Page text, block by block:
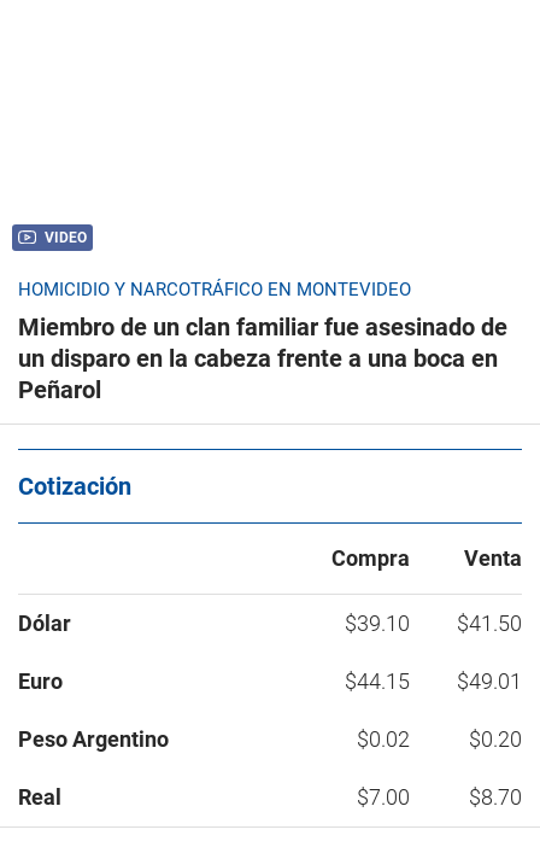
VIDEO
HOMICIDIO Y NARCOTRÁFICO EN MONTEVIDEO
Miembro de un clan familiar fue asesinado de
un disparo en la cabeza frente a una boca en
Peñarol
Cotización
Compra Venta
Dólar $39.10 $41.50
Euro $44.15 $49.01
Peso Argentino $0.02 $0.20
Real $7.00 $8.70